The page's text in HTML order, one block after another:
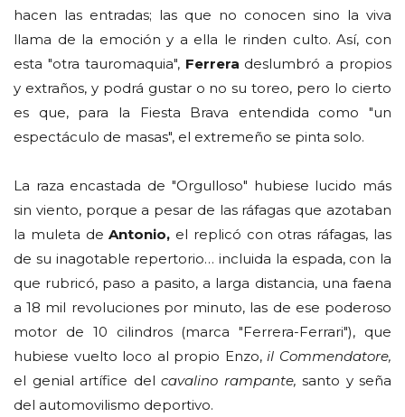
hacen las entradas; las que no conocen sino la viva
llama de la emoción y a ella le rinden culto. Así, con
esta "otra tauromaquia", Ferrera deslumbró a propios
y extraños, y podrá gustar o no su toreo, pero lo cierto
es que, para la Fiesta Brava entendida como "un
espectáculo de masas", el extremeño se pinta solo.
La raza encastada de "Orgulloso" hubiese lucido más
sin viento, porque a pesar de las ráfagas que azotaban
la muleta deAntonio, el replicó con otras ráfagas, las
de su inagotable repertorio… incluida la espada, con la
que rubricó, paso a pasito, a larga distancia, una faena
a 18 mil revoluciones por minuto, las de ese poderoso
motor de 10 cilindros (marca "Ferrera-Ferrari"), que
hubiese vuelto loco al propio Enzo, il Commendatore,
el genial artífice del cavalino rampante, santo y seña
del automovilismo deportivo.